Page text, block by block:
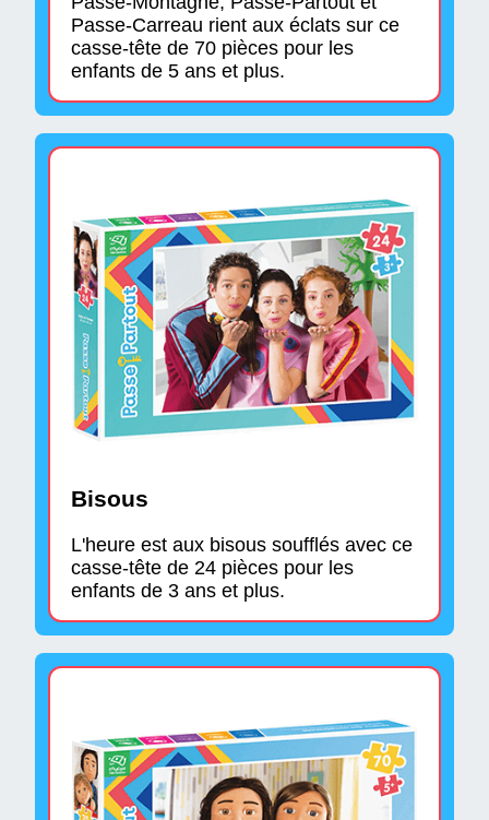
Passe-Carreau rient aux éclats sur ce
casse-tête de 70 pièces pour les
enfants de 5 ans et plus.
Bisous
L'heure est aux bisous soufflés avec ce
casse-tête de 24 pièces pour les
enfants de 3 ans et plus.